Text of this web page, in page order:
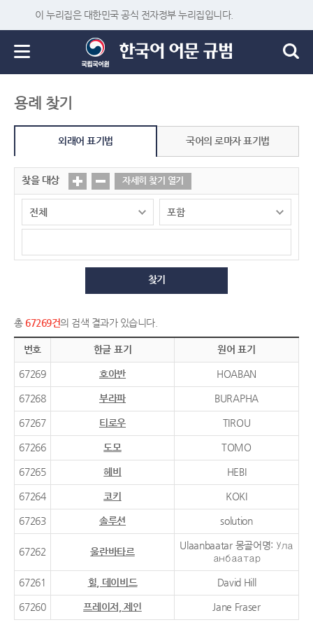
이 누리집은 대한민국 공식 전자정부 누리집입니다.
용례 찾기
외래어 표기법 국어의 로마자 표기법
찾을 대상 자세히 찾기 열기
찾기
총 67269건의 검색 결과가 있습니다.
번호 한글 표기 원어 표기
67269 호아반 HOABAN
67268 부라파 BURAPHA
67267 티로우 TIROU
67266 도모 TOMO
67265 헤비 HEBI
67264 코키 KOKI
67263 솔루션 solution
67262 울란바타르
Ulaanbaatar 몽골어명: Ула
анбаатар
67261 힐, 데이비드 David Hill
67260 프레이저, 제인 Jane Fraser